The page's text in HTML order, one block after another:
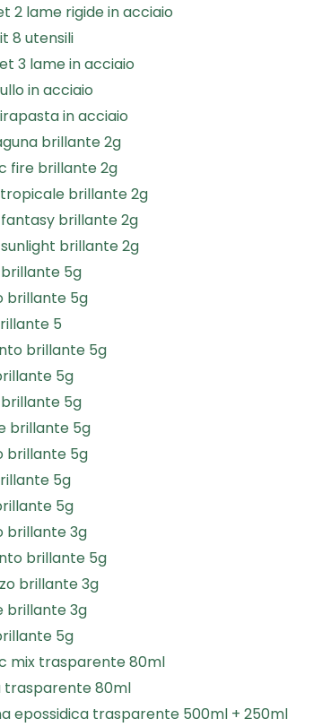
2 lame rigide in acciaio
8 utensili
3 lame in acciaio
in acciaio
in acciaio
brillante 2g
fire brillante 2g
brillante 2g
brillante 2g
brillante 2g
5g
brillante 5g
5
brillante 5g
5g
5g
brillante 5g
brillante 5g
5g
5g
brillante 3g
brillante 5g
brillante 3g
brillante 3g
5g
mix trasparente 80ml
trasparente 80ml
epossidica trasparente 500ml + 250ml